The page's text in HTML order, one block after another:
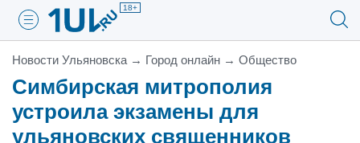
18+
Новости Ульяновска → Город онлайн → Общество
Симбирская митрополия
устроила экзамены для
ульяновских священников